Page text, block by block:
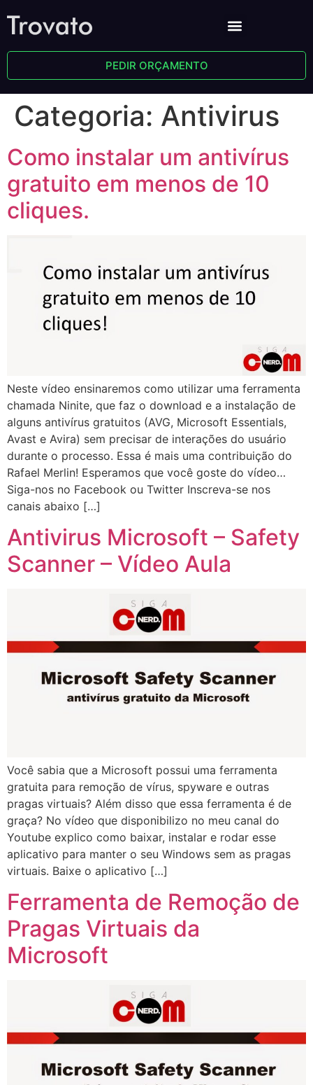
PEDIR ORÇAMENTO
Categoria: Antivirus
Como instalar um antivírus
gratuito em menos de 10
cliques.
Neste vídeo ensinaremos como utilizar uma ferramenta
chamada Ninite, que faz o download e a instalação de
alguns antivírus gratuitos (AVG, Microsoft Essentials,
Avast e Avira) sem precisar de interações do usuário
durante o processo. Essa é mais uma contribuição do
Rafael Merlin! Esperamos que você goste do vídeo…
Siga-nos no Facebook ou Twitter Inscreva-se nos
canais abaixo […]
Antivirus Microsoft – Safety
Scanner – Vídeo Aula
Você sabia que a Microsoft possui uma ferramenta
gratuita para remoção de vírus, spyware e outras
pragas virtuais? Além disso que essa ferramenta é de
graça? No vídeo que disponibilizo no meu canal do
Youtube explico como baixar, instalar e rodar esse
aplicativo para manter o seu Windows sem as pragas
virtuais. Baixe o aplicativo […]
Ferramenta de Remoção de
Pragas Virtuais da
Microsoft